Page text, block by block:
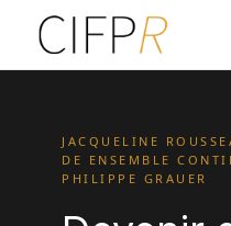
JACQUELINE
DE ENSEMBLE
PHILIPPE GRAUER